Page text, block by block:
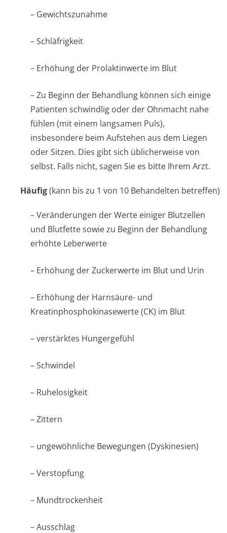
– Gewichtszunahme
– Schläfrigkeit
– Erhöhung der Prolaktinwerte im Blut
– Zu Beginn der Behandlung können sich einige
Patienten schwindlig oder der Ohnmacht nahe
fühlen (mit einem langsamen Puls),
insbesondere beim Aufstehen aus dem Liegen
oder Sitzen. Dies gibt sich üblicherweise von
selbst. Falls nicht, sagen Sie es bitte Ihrem Arzt.
Häufig(kann bis zu 1 von 10 Behandelten betreffen)
– Veränderungen der Werte einiger Blutzellen
und Blutfette sowie zu Beginn der Behandlung
erhöhte Leberwerte
– Erhöhung der Zuckerwerte im Blut und Urin
– Erhöhung der Harnsäure- und
Kreatinphospho­kinasewerte (CK) im Blut
– verstärktes Hungergefühl
– Schwindel
– Ruhelosigkeit
– Zittern
– ungewöhnliche Bewegungen (Dyskinesien)
– Verstopfung
– Mundtrockenheit
– Ausschlag